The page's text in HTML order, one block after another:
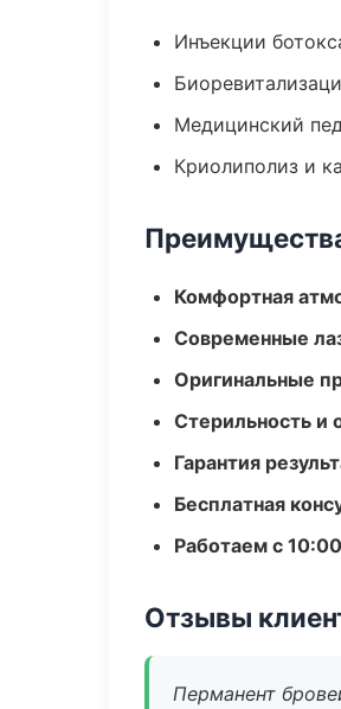
Инъекции
Медицинский
Криолиполиз и
Комфортная
Современные
Оригинальные
Стерильность и
Гарантия
Бесплатная
Работаем с
Отзывы
Перманент